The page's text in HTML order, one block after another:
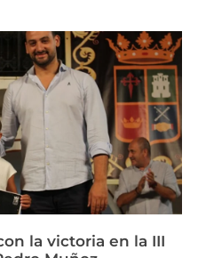
la victoria en la III